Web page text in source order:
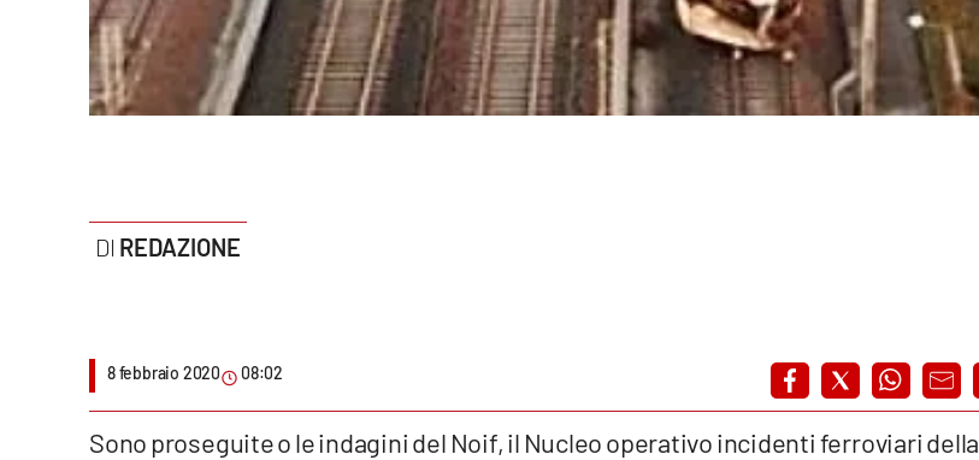
Parchi Marini Calabria
Imprese Di Calabria
REDAZIONE
8 febbraio 2020 08:02
Sono proseguite o le indagini del Noif, il Nucleo operativo incidenti ferroviari della